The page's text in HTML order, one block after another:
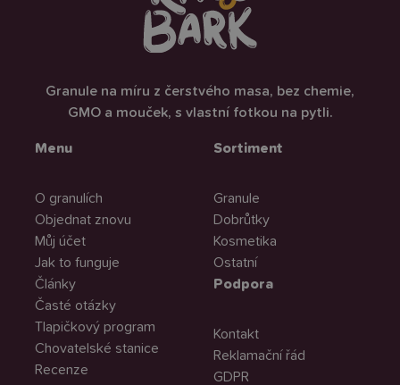
Granule na míru z čerstvého masa, bez chemie,
GMO a mouček, s vlastní fotkou na pytli.
Menu
O granulích
Objednat znovu
Můj účet
Jak to funguje
Články
Časté otázky
Tlapičkový program
Chovatelské stanice
Recenze
Sortiment
Granule
Dobrůtky
Kosmetika
Ostatní
Podpora
Kontakt
Reklamační řád
GDPR